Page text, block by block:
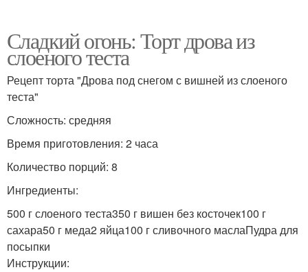
Сладкий огонь: Торт дрова из
слоеного теста
Рецепт торта "Дрова под снегом с вишней из слоеного
теста"
Сложность: средняя
Время приготовления: 2 часа
Количество порций: 8
Ингредиенты:
500 г слоеного теста350 г вишен без косточек100 г
сахара50 г меда2 яйца100 г сливочного маслаПудра для
посыпки
Инструкции: